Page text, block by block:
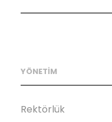
YÖNETİM
Rektörlük